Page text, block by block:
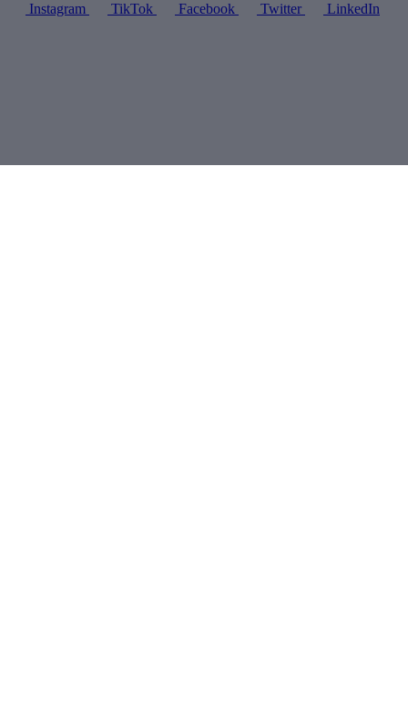
Instagram
TikTok Facebook Twitter LinkedIn